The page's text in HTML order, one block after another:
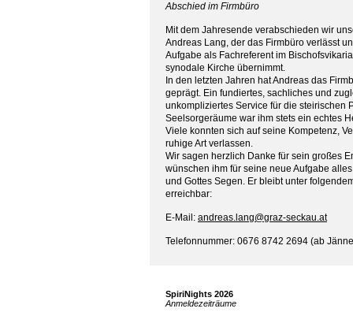
Abschied im Firmbüro
Mit dem Jahresende verabschieden wir
Andreas Lang, der das Firmbüro verlässt
Aufgabe als Fachreferent im
synodale Kirche übernimmt.
In den letzten Jahren hat Andreas das
geprägt. Ein fundiertes, sachliches und
unkompliziertes Service für die steirischen
Seelsorgeräume war ihm stets ein echtes
Viele konnten sich auf seine Kompetenz,
ruhige Art verlassen.
Wir sagen herzlich Danke für sein großes
wünschen ihm für seine neue Aufgabe
und Gottes Segen. Er bleibt unter
erreichbar:
E-Mail: andreas.lang@graz-seckau.at
Telefonnummer: 0676 8742 2694 (ab
SpiriNights 2026
Anmeldezeiträume